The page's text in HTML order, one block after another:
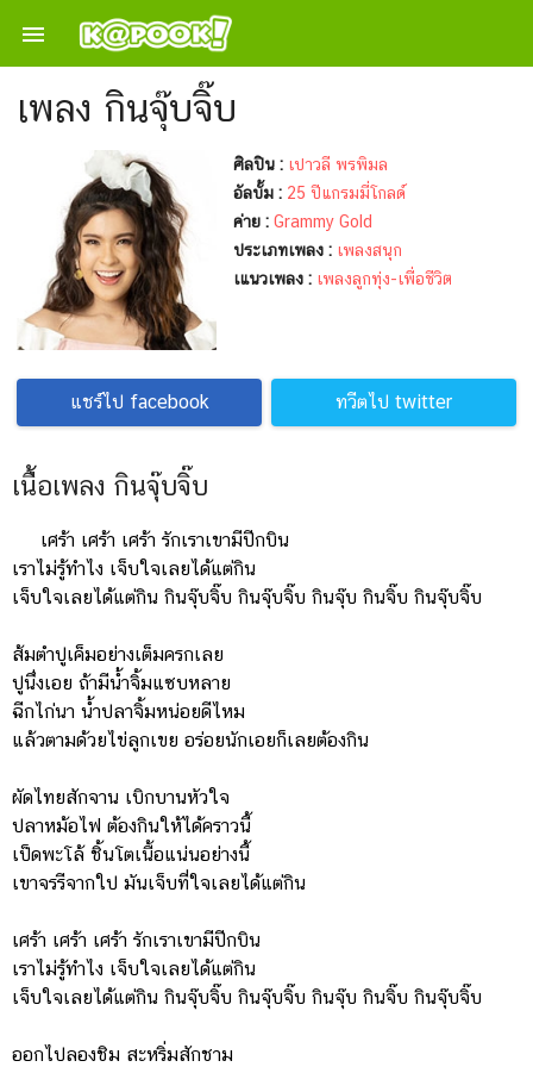

เพลง กินจุ๊บจิ๊บ
ศิลปิน : เปาวลี พรพิมล
อัลบั้ม : 25 ปีแกรมมี่โกลด์
ค่าย : Grammy Gold
ประเภทเพลง : เพลงสนุก
เแนวเพลง : เพลงลูกทุ่ง-เพื่อชีวิต
แชร์ไป facebook ทวีตไป twitter
เนื้อเพลง กินจุ๊บจิ๊บ
เศร้า เศร้า เศร้า รักเราเขามีปีกบิน
เราไม่รู้ทำไง เจ็บใจเลยได้แต่กิน
เจ็บใจเลยได้แต่กิน กินจุ๊บจิ๊บ กินจุ๊บจิ๊บ กินจุ๊บ กินจิ๊บ กินจุ๊บจิ๊บ
ส้มตำปูเค็มอย่างเต็มครกเลย
ปูนึ่งเอย ถ้ามีน้ำจิ้มแซบหลาย
ฉีกไก่นา น้ำปลาจิ้มหน่อยดีไหม
แล้วตามด้วยไข่ลูกเขย อร่อยนักเอยก็เลยต้องกิน
ผัดไทยสักจาน เบิกบานหัวใจ
ปลาหม้อไฟ ต้องกินให้ได้คราวนี้
เป็ดพะโล้ ชิ้นโตเนื้อแน่นอย่างนี้
เขาจรรีจากใป มันเจ็บที่ใจเลยได้แต่กิน
เศร้า เศร้า เศร้า รักเราเขามีปีกบิน
เราไม่รู้ทำไง เจ็บใจเลยได้แต่กิน
เจ็บใจเลยได้แต่กิน กินจุ๊บจิ๊บ กินจุ๊บจิ๊บ กินจุ๊บ กินจิ๊บ กินจุ๊บจิ๊บ
ออกไปลองชิม สะหริ่มสักชาม